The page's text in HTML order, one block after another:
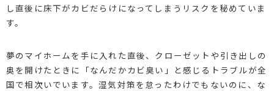
し直後に床下がカビだらけになってしまうリスクを秘めていま
す。
夢のマイホームを手に入れた直後、クローゼットや引き出しの
奥を開けたときに「なんだかカビ臭い」と感じるトラブルが全
国で相次いでいます。湿気対策を怠ったわけでもないのに、な